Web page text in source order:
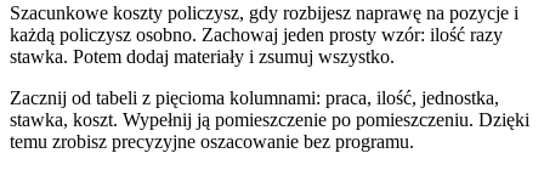
Szacunkowe koszty policzysz, gdy rozbijesz naprawę na pozycje i
każdą policzysz osobno. Zachowaj jeden prosty wzór: ilość razy
stawka. Potem dodaj materiały i zsumuj wszystko.
Zacznij od tabeli z pięcioma kolumnami: praca, ilość, jednostka,
stawka, koszt. Wypełnij ją pomieszczenie po pomieszczeniu. Dzięki
temu zrobisz precyzyjne oszacowanie bez programu.